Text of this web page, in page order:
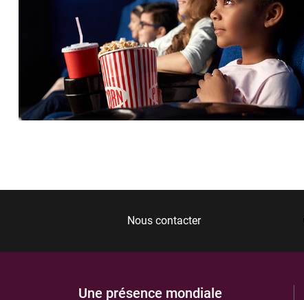
Nous contacter
Une présence mondiale